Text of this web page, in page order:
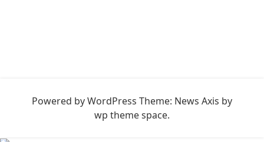
Powered by WordPress Theme: News Axis by
wp theme space.